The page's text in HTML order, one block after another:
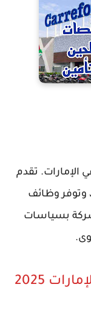
الإمارات. تقدم
وتوفر وظائف
بسياسات
2025